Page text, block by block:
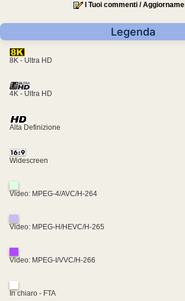
I Tuoi commenti /
Legenda
8K - Ultra HD
4K - Ultra HD
Alta Definizione
Widescreen
Video: MPEG-4/AVC/H-264
Video: MPEG-H/HEVC/H-265
Video: MPEG-I/VVC/H-266
In chiaro - FTA